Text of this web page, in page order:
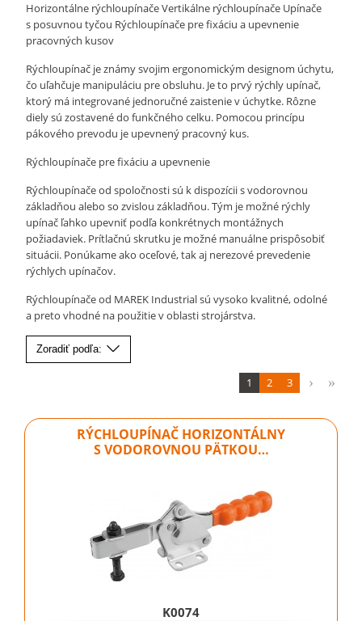
Horizontálne rýchloupínače Vertikálne rýchloupínače Upínače
s posuvnou tyčou Rýchloupínače pre fixáciu a upevnenie
pracovných kusov
Rýchloupínač je známy svojim ergonomickým designom úchytu,
čo uľahčuje manipuláciu pre obsluhu. Je to prvý rýchly upínač,
ktorý má integrované jednoručné zaistenie v úchytke. Rôzne
diely sú zostavené do funkčného celku. Pomocou princípu
pákového prevodu je upevnený pracovný kus.
Rýchloupínače pre fixáciu a upevnenie
Rýchloupínače od spoločnosti sú k dispozícii s vodorovnou
základňou alebo so zvislou základňou. Tým je možné rýchly
upínač ľahko upevniť podľa konkrétnych montážnych
požiadaviek. Prítlačnú skrutku je možné manuálne prispôsobiť
situácii. Ponúkame ako oceľové, tak aj nerezové prevedenie
rýchlych upínačov.
Rýchloupínače od MAREK Industrial sú vysoko kvalitné, odolné
a preto vhodné na použitie v oblasti strojárstva.
Zoradiť podľa:
1 2 3
RÝCHLOUPÍNAČ HORIZONTÁLNY
S VODOROVNOU PÄTKOU…
K0074